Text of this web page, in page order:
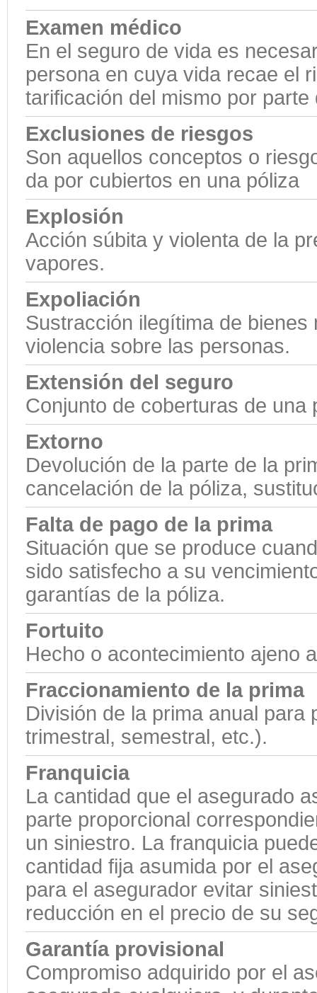
Examen médico
En el seguro de vida es
persona en cuya vida recae el
tarificación del mismo por
Exclusiones de riesgos
Son aquellos conceptos o
da por cubiertos en una póliza
Explosión
Acción súbita y violenta de la
vapores.
Expoliación
Sustracción ilegítima de
violencia sobre las personas.
Extensión del seguro
Conjunto de coberturas de
Extorno
Devolución de la parte de la
cancelación de la póliza,
Falta de pago de la prima
Situación que se produce
sido satisfecho a su
garantías de la póliza.
Fortuito
Hecho o acontecimiento ajeno
Fraccionamiento de la prima
División de la prima anual
trimestral, semestral, etc.).
Franquicia
La cantidad que el asegurado
parte proporcional
un siniestro. La franquicia
cantidad fija asumida por el
para el asegurador evitar
reducción en el precio de su
Garantía provisional
Compromiso adquirido por el